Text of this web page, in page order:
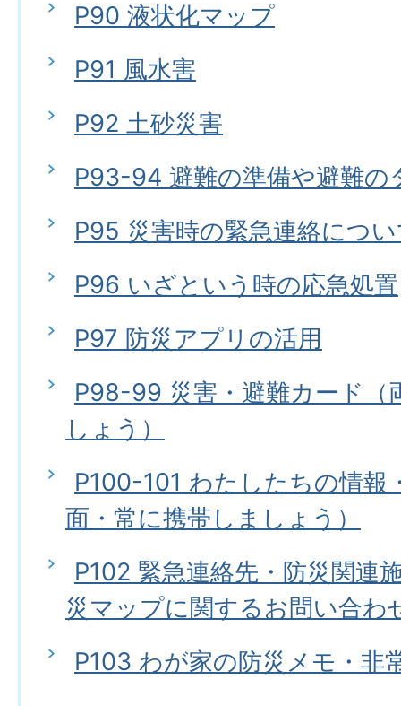
P90 液状化マップ
P91 風水害
P92 土砂災害
P93-94 避難の準備や避難の
P95 災害時の緊急連絡につ
P96 いざという時の応急処置
P97 防災アプリの活用
P98-99 災害・避難カード（
しょう）
P100-101 わたしたちの情報
面・常に携帯しましょう）
P102 緊急連絡先・防災関連
災マップに関するお問い合わ
P103 わが家の防災メモ・非